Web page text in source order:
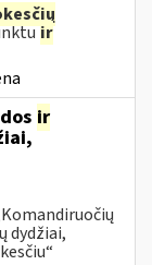
ir
ir
dydžiai,